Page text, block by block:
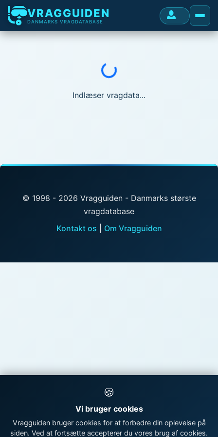
VRAGGUIDEN
DANMARKS VRAGDATABASE
Indlæser...
Indlæser vragdata...
© 1998 - 2026 Vragguiden - Danmarks største
vragdatabase
Kontakt os
Om Vragguiden
🍪
Vi bruger cookies
Vragguiden bruger cookies for at forbedre din oplevelse på
siden. Ved at fortsætte accepterer du vores brug af cookies.